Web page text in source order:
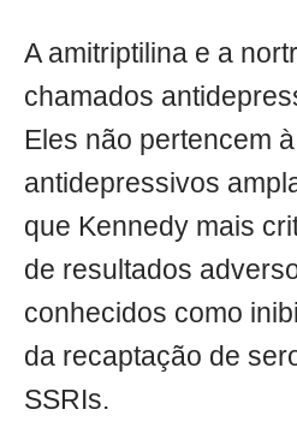
A amitriptilina e a
chamados
Eles não pertencem
antidepressivos
que Kennedy mais
de resultados
conhecidos como
da recaptação de
SSRIs.